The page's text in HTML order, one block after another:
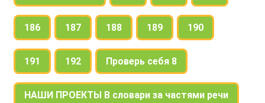
186 187 188 189 190
191 192 Проверь себя 8
НАШИ ПРОЕКТЫ В словари за частями речи